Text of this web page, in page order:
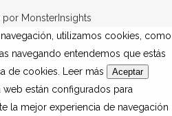
utilizamos cookies, como
navegando entendemos que estás
de cookies.
Leer más Aceptar
web están configurados para
la mejor experiencia de navegación